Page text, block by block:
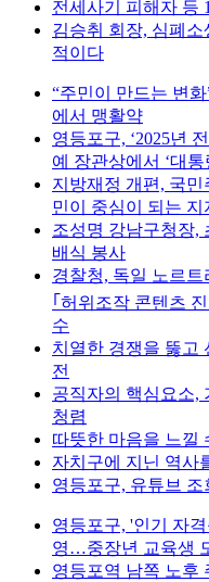
전세사기 피해자 등
김승취 회장, 심폐소
적이다
“주민이 만드는 변
에서 맹활약
영등포구, ‘2025년
예 장관상에서 ‘대통
지방재정 개편, 국
민이 중심이 되는 지
조성명 강남구청장,
배식 봉사
경찰청, 독일 노르트
｢허위조작 콘텐츠
수
치열한 경쟁을 뚫고
전
공직자의 핵심요소,
청렴
따뜻한 마음을 느낄
자치구에 지닌 역사
영등포구, 유튜브 조
영등포구, '인기 자
영…중장년 교육생
영등포역 남쪽 노후